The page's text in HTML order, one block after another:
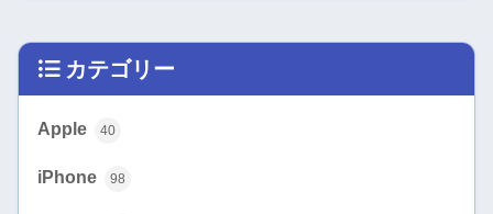
カテゴリー
Apple 40
iPhone 98